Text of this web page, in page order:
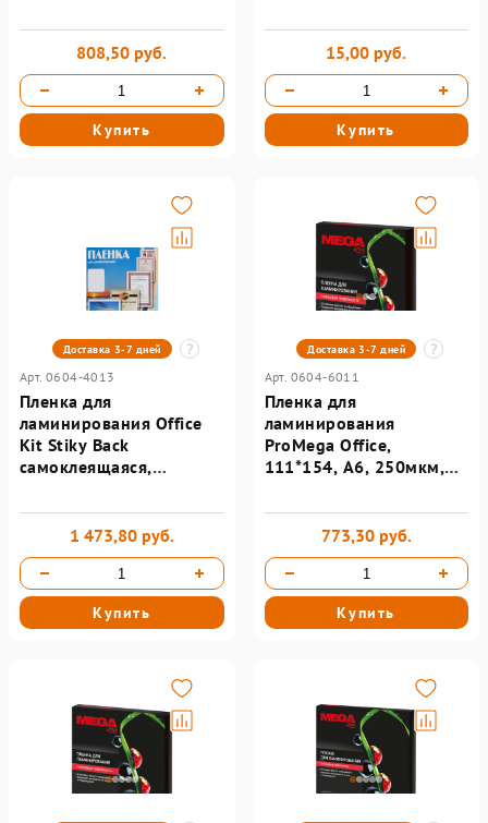
808,50 руб.
Купить
15,00 руб.
Купить
Доставка 3-7 дней
Арт. 0604-4013
Пленка для
ламинирования Office
Kit Stiky Back
самоклеящаяся,
100шт/уп PLP13323
1 473,80 руб.
Купить
Доставка 3-7 дней
Арт. 0604-6011
Пленка для
ламинирования
ProMega Office,
111*154, А6, 250мкм,
773,30 руб.
Купить